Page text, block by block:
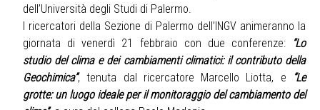
dell’Università degli Studi di Palermo.
I ricercatori della Sezione di Palermo dell’INGV animeranno la
giornata di venerdì 21 febbraio con due conferenze:
“Lo
studio del clima e dei cambiamenti climatici: il contributo della
Geochimica”, tenuta dal ricercatore Marcello Liotta, e
“Le
grotte: un luogo ideale per il monitoraggio del cambiamento del